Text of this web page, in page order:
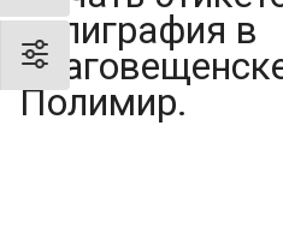
полиграфия в
Полимир.